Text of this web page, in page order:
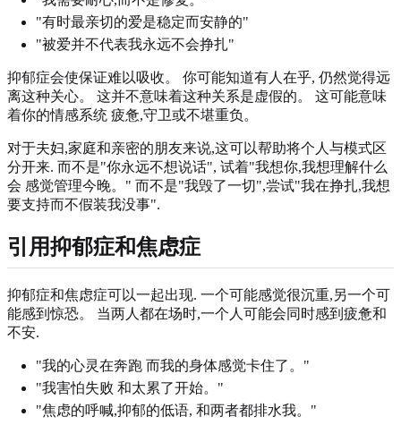
"有时最亲切的爱是稳定而安静的"
"被爱并不代表我永远不会挣扎"
抑郁症会使保证难以吸收。 你可能知道有人在乎, 仍然觉得远
离这种关心。 这并不意味着这种关系是虚假的。 这可能意味
着你的情感系统 疲惫,守卫或不堪重负。
对于夫妇,家庭和亲密的朋友来说,这可以帮助将个人与模式区
分开来. 而不是"你永远不想说话", 试着"我想你,我想理解什么
会 感觉管理今晚。" 而不是"我毁了一切",尝试"我在挣扎,我想
要支持而不假装我没事".
引用抑郁症和焦虑症
抑郁症和焦虑症可以一起出现. 一个可能感觉很沉重,另一个可
能感到惊恐。 当两人都在场时,一个人可能会同时感到疲惫和
不安.
"我的心灵在奔跑 而我的身体感觉卡住了。"
"我害怕失败 和太累了开始。"
"焦虑的呼喊,抑郁的低语, 和两者都排水我。"